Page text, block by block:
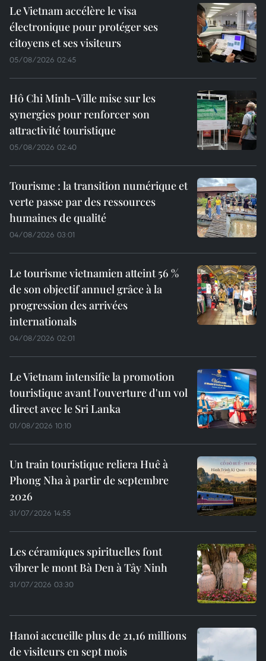
Le Vietnam accélère le visa
électronique pour protéger ses
citoyens et ses visiteurs
05/08/2026 02:45
Hô Chi Minh-Ville mise sur les
synergies pour renforcer son
attractivité touristique
05/08/2026 02:40
Tourisme : la transition numérique et
verte passe par des ressources
humaines de qualité
04/08/2026 03:01
Le tourisme vietnamien atteint 56 %
de son objectif annuel grâce à la
progression des arrivées
internationals
04/08/2026 02:01
Le Vietnam intensifie la promotion
touristique avant l'ouverture d'un vol
direct avec le Sri Lanka
01/08/2026 10:10
Un train touristique reliera Huê à
Phong Nha à partir de septembre
2026
31/07/2026 14:55
Les céramiques spirituelles font
vibrer le mont Bà Den à Tây Ninh
31/07/2026 03:30
Hanoi accueille plus de 21,16 millions
de visiteurs en sept mois ​